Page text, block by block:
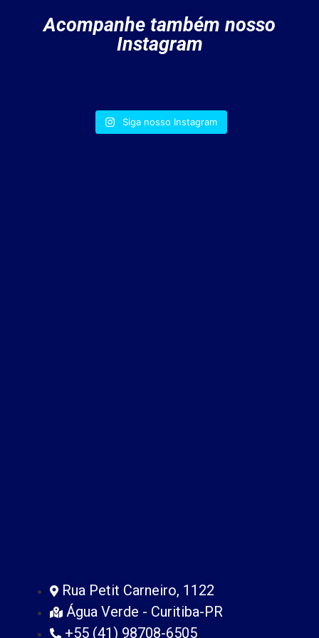
Acompanhe também nosso
Instagram
Siga nosso Instagram
Rua Petit Carneiro, 1122
Água Verde - Curitiba-PR
+55 (41) 98708-6505